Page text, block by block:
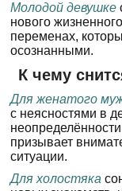
Молодой девушке
нового
переменах,
осознанными.
К чему
Для женатого
с неясностями в
призывает
ситуации.
Для холостяка